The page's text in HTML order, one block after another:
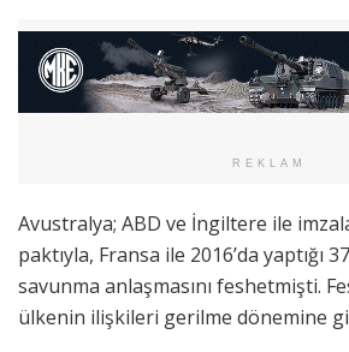
REKLAM
Avustralya; ABD ve İngiltere ile
paktıyla, Fransa ile 2016’da yaptığı
savunma anlaşmasını feshetmişti.
ülkenin ilişkileri gerilme dönemine